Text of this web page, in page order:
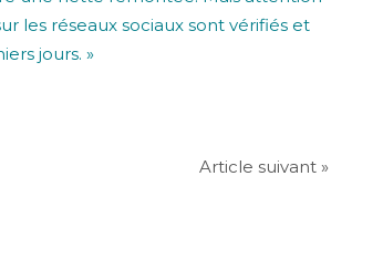
Article suivant »